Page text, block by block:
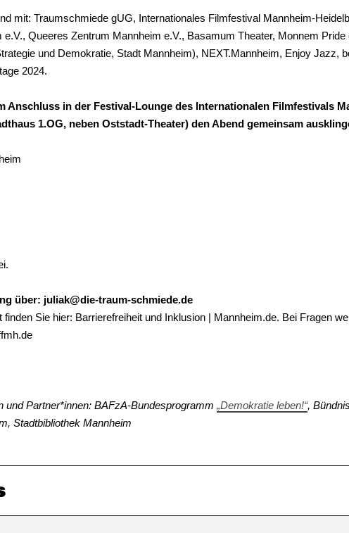
mit: Traumschmiede gUG, Internationales Filmfestival Mannheim-
Queeres Zentrum Mannheim e.V., Basamum Theater, Monnem Pride
und Demokratie, Stadt Mannheim), NEXT.Mannheim, Enjoy Jazz,
2024.
Anschluss in der Festival-Lounge des Internationalen Filmfestivals
1.OG, neben Oststadt-Theater) den Abend gemeinsam
über: juliak@die-traum-schmiede.de
finden Sie hier: Barrierefreiheit und Inklusion | Mannheim.de. Bei Fragen
und Partner*innen: BAFzA-Bundesprogramm „Demokratie leben!“,
Stadtbibliothek Mannheim